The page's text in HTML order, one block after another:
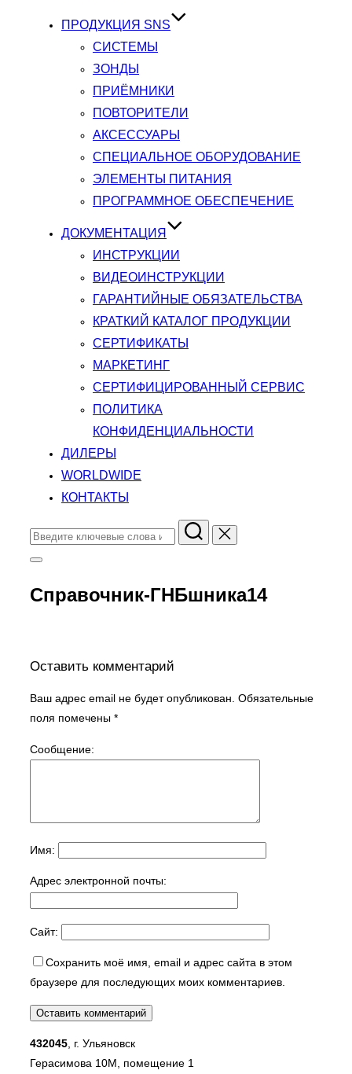
ПРОДУКЦИЯ SNS
СИСТЕМЫ
ЗОНДЫ
ПРИЁМНИКИ
ПОВТОРИТЕЛИ
АКСЕССУАРЫ
СПЕЦИАЛЬНОЕ ОБОРУДОВАНИЕ
ЭЛЕМЕНТЫ ПИТАНИЯ
ПРОГРАММНОЕ ОБЕСПЕЧЕНИЕ
ДОКУМЕНТАЦИЯ
ИНСТРУКЦИИ
ВИДЕОИНСТРУКЦИИ
ГАРАНТИЙНЫЕ ОБЯЗАТЕЛЬСТВА
КРАТКИЙ КАТАЛОГ ПРОДУКЦИИ
СЕРТИФИКАТЫ
МАРКЕТИНГ
СЕРТИФИЦИРОВАННЫЙ СЕРВИС
ПОЛИТИКА
КОНФИДЕНЦИАЛЬНОСТИ
ДИЛЕРЫ
WORLDWIDE
КОНТАКТЫ
Поиск
по:
Переключить
панель
и
Справочник-ГНБшника14
Оставить комментарий
Ваш адрес email не будет опубликован. Обязательные
поля помечены *
Сообщение:
Имя:
Адрес электронной почты:
Сайт:
Сохранить моё имя, email и адрес сайта в этом
браузере для последующих моих комментариев.
432045, г. Ульяновск
Герасимова 10М, помещение 1